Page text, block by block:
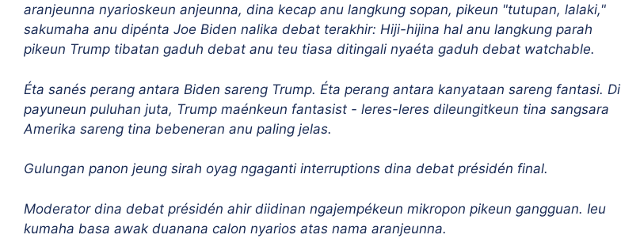
aranjeunna nyarioskeun anjeunna, dina kecap anu langkung sopan, pikeun "tutupan, lalaki,"
sakumaha anu dipénta Joe Biden nalika debat terakhir: Hiji-hijina hal anu langkung parah
pikeun Trump tibatan gaduh debat anu teu tiasa ditingali nyaéta gaduh debat watchable.
Éta sanés perang antara Biden sareng Trump. Éta perang antara kanyataan sareng fantasi. Di
payuneun puluhan juta, Trump maénkeun fantasist - leres-leres dileungitkeun tina sangsara
Amerika sareng tina bebeneran anu paling jelas.
Gulungan panon jeung sirah oyag ngaganti interruptions dina debat présidén final.
Moderator dina debat présidén ahir diidinan ngajempékeun mikropon pikeun gangguan. Ieu
kumaha basa awak duanana calon nyarios atas nama aranjeunna.